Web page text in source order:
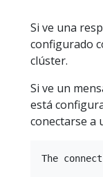
Si ve una
configurado
clúster.
Si ve un
está
conectarse a